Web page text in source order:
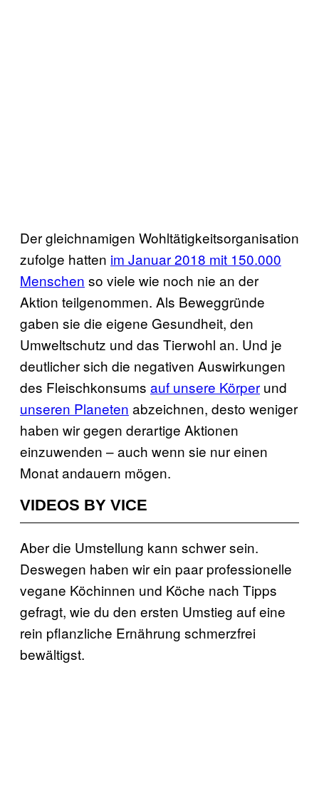
Der gleichnamigen Wohltätigkeitsorganisation
zufolge hatten im Januar 2018 mit 150.000
Menschen so viele wie noch nie an der
Aktion teilgenommen. Als Beweggründe
gaben sie die eigene Gesundheit, den
Umweltschutz und das Tierwohl an. Und je
deutlicher sich die negativen Auswirkungen
des Fleischkonsums auf unsere Körper und
unseren Planeten abzeichnen, desto weniger
haben wir gegen derartige Aktionen
einzuwenden – auch wenn sie nur einen
Monat andauern mögen.
VIDEOS BY VICE
Aber die Umstellung kann schwer sein.
Deswegen haben wir ein paar professionelle
vegane Köchinnen und Köche nach Tipps
gefragt, wie du den ersten Umstieg auf eine
rein pflanzliche Ernährung schmerzfrei
bewältigst.